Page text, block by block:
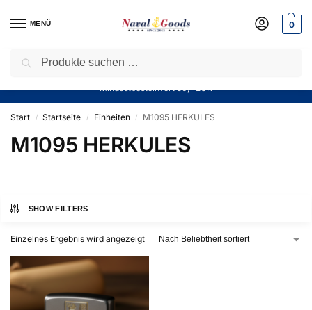
MENÜ 0
Sparen Sie jetzt bares Geld! — Mit unserem Gutschein
Mindestbestellwert 50,- EUR
Start / Startseite / Einheiten / M1095 HERKULES
M1095 HERKULES
SHOW FILTERS
Einzelnes Ergebnis wird angezeigt